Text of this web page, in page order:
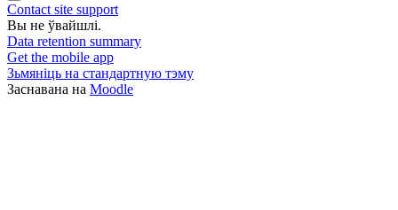
Contact site support
Вы не ўвайшлі.
Data retention summary
Get the mobile app
Зьмяніць на стандартную тэму
Заснавана на Moodle